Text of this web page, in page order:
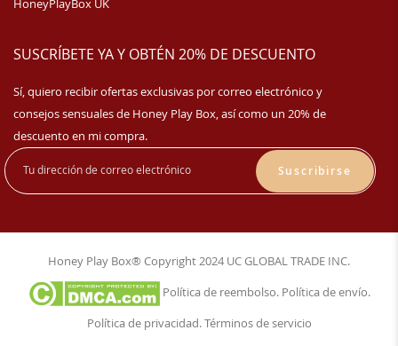
SUSCRÍBETE YA Y OBTÉN 20% DE DESCUENTO
Sí, quiero recibir ofertas exclusivas por correo electrónico y
consejos sensuales de Honey Play Box, así como un 20% de
descuento en mi compra.
Suscribirse
Honey Play Box® Copyright 2024 UC GLOBAL TRADE INC.
Política de reembolso. Política de envío.
Política de privacidad.Términos de servicio